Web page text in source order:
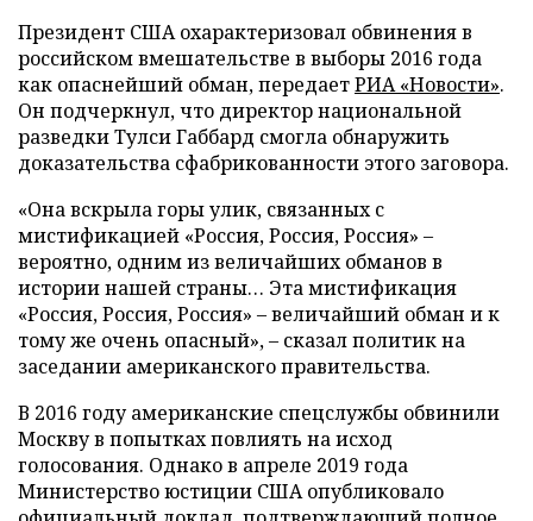
Президент США охарактеризовал обвинения в
российском вмешательстве в выборы 2016 года
как опаснейший обман, передаетРИА «Новости».
Он подчеркнул, что директор национальной
разведки Тулси Габбард смогла обнаружить
доказательства сфабрикованности этого заговора.
«Она вскрыла горы улик, связанных с
мистификацией «Россия, Россия, Россия» –
вероятно, одним из величайших обманов в
истории нашей страны… Эта мистификация
«Россия, Россия, Россия» – величайший обман и к
тому же очень опасный», – сказал политик на
заседании американского правительства.
В 2016 году американские спецслужбы обвинили
Москву в попытках повлиять на исход
голосования. Однако в апреле 2019 года
Министерство юстиции США опубликовало